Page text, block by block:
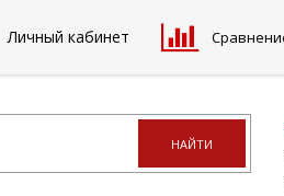
Личный кабинет